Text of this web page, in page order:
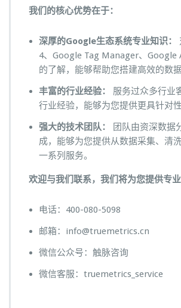
我们的核心优势在于：
深厚的Google生态系统专业知识：
4、Google Tag Manager、Google
的了解，能够帮助您搭建高效的数
丰富的行业经验：
服务过众多行业
行业经验，能够为您提供更具针对
强大的技术团队：
团队由资深数据
成，能够为您提供从数据采集、清
一系列服务。
欢迎与我们联系，我们将为您提供专业
电话：400-080-5098
邮箱：info@truemetrics.cn
微信公众号：触脉咨询
微信客服：truemetrics_service